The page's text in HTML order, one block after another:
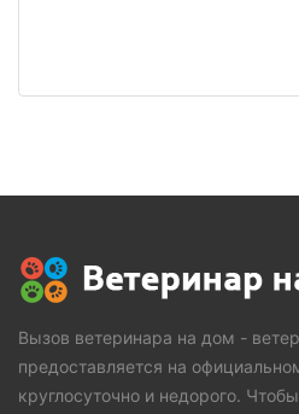
Вызов ветеринара на дом -
предоставляется на
круглосуточно и недорого.